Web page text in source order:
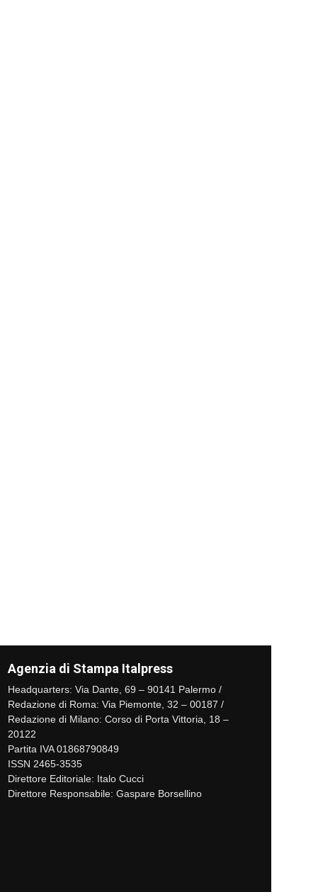
Agenzia di Stampa Italpress
Headquarters: Via Dante, 69 – 90141 Palermo /
Redazione di Roma: Via Piemonte, 32 – 00187 /
Redazione di Milano: Corso di Porta Vittoria, 18 –
20122
Partita IVA 01868790849
ISSN 2465-3535
Direttore Editoriale: Italo Cucci
Direttore Responsabile: Gaspare Borsellino